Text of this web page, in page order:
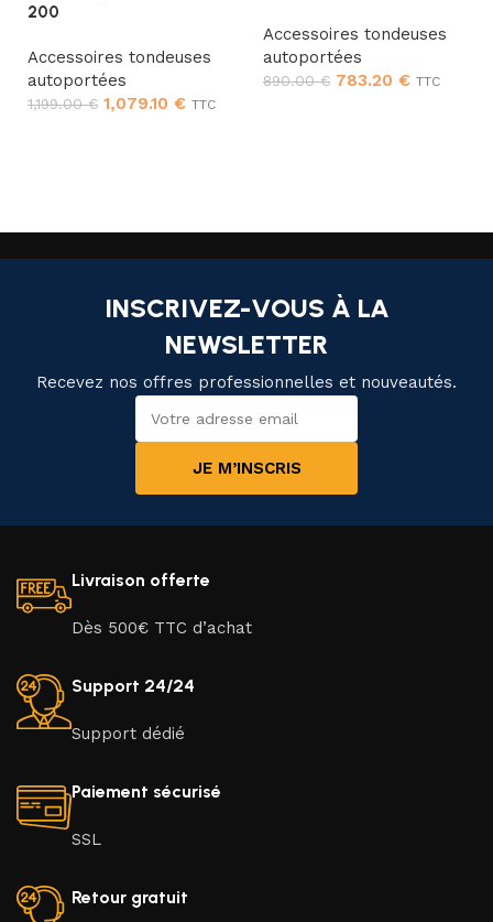
200
Accessoires tondeuses
autoportées
1,199.00€ 1,079.10 € TTC
Accessoires tondeuses
autoportées
890.00€ 783.20 € TTC
INSCRIVEZ-VOUS À LA
NEWSLETTER
Recevez nos offres professionnelles et nouveautés.
JE M’INSCRIS
Livraison offerte
Dès 500€ TTC d’achat
Support 24/24
Support dédié
Paiement sécurisé
SSL
Retour gratuit